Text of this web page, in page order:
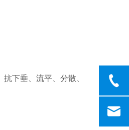
下垂、流平、分散、